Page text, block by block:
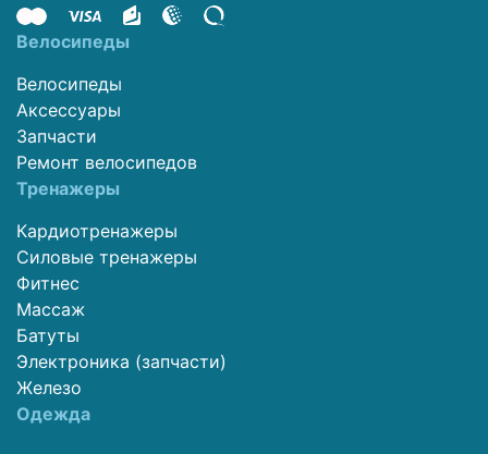
Велосипеды
Велосипеды
Аксессуары
Запчасти
Ремонт велосипедов
Тренажеры
Кардиотренажеры
Силовые тренажеры
Фитнес
Массаж
Батуты
Электроника (запчасти)
Железо
Одежда